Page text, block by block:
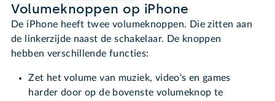
Volumeknoppen op iPhone
De iPhone heeft twee volumeknoppen. Die zitten aan
de linkerzijde naast de schakelaar. De knoppen
hebben verschillende functies:
Zet het volume van muziek, video's en games
harder door op de bovenste volumeknop te